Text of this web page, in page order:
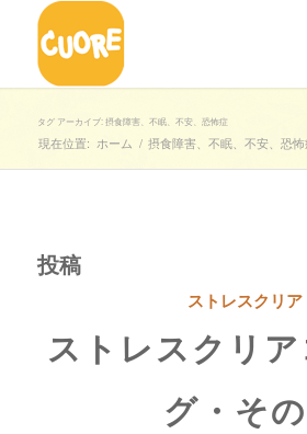
タグ アーカイブ: 摂食障害、不眠、不安、恐怖症
現在位置: ホーム / 摂食障害、不眠、不安、恐怖
投稿
ストレスクリア
ストレスクリ
グ・そ